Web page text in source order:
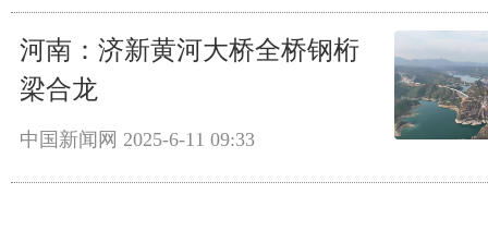
河南：济新黄河大桥全桥钢桁
梁合龙
中国新闻网 2025-6-11 09:33